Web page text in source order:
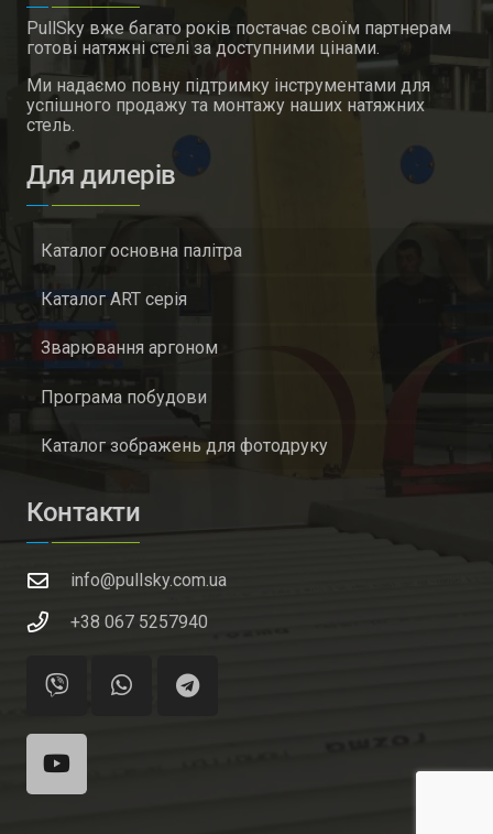
PullSky вже багато років постачає своїм партнерам
готові натяжні стелі за доступними цінами.
Ми надаємо повну підтримку інструментами для
успішного продажу та монтажу наших натяжних
стель.
Для дилерів
Каталог основна палітра
Каталог ART серія
Зварювання аргоном
Програма побудови
Каталог зображень для фотодруку
Контакти
info@pullsky.com.ua
+38 067 5257940